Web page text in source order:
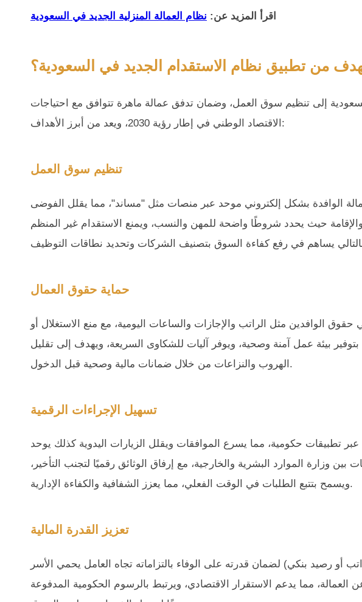
اقرأ المزيد عن: نظام العمالة المنزلية الجديد في السعودية
من تطبيق نظام الاستقدام الجديد في السعودية؟
إلى تنظيم سوق العمل، وضمان تدفق عمالة ماهرة تتوافق مع احتياجات
الاقتصاد الوطني في إطار رؤية 2030، ويعد من أبرز الأهداف:
تنظيم سوق العمل
الوافدة بشكل إلكتروني موحد عبر منصات مثل "مساند"، مما يقلل الفوضى
حيث يحدد شروطًا واضحة للمهن والنسب، ويمنع الاستقدام غير المنظم
حماية حقوق العمال
الوافدين مثل الراتب والإجازات والساعات اليومية، مع منع الاستغلال أو
بيئة عمل آمنة وصحية، ويوفر آليات للشكاوى السريعة، ويهدف إلى تقليل
الهروب والنزاعات من خلال ضمانات مالية وصحية قبل الدخول.
تسهيل الإجراءات الرقمية
عبر تطبيقات حكومية، مما يسرع الموافقات ويقلل الزيارات اليدوية كذلك يوحد
بين وزارة الموارد البشرية والخارجية، مع إرفاق الوثائق رقميًا لتجنب التأخير،
ويسمح بتتبع الطلبات في الوقت الفعلي، مما يعزز الشفافية والكفاءة الإدارية.
تعزيز القدرة المالية
أو رصيد بنكي) لضمان قدرته على الوفاء بالتزاماته تجاه العامل يحمي الأسر
مما يدعم الاستقرار الاقتصادي، ويرتبط بالرسوم الحكومية المدفوعة